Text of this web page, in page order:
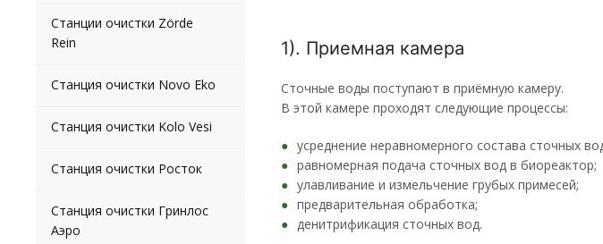
Станции очистки Zörde
Rein
Станция очистки Novo Eko
Станция очистки Kolo Vesi
Станция очистки Росток
Станция очистки Гринлос
Аэро
1). Приемная камера
Сточные воды поступают в приёмную камеру.
В этой камере проходят следующие процессы:
усреднение неравномерного состава сточных
равномерная подача сточных вод в биореактор;
улавливание и измельчение грубых примесей;
предварительная обработка;
денитрификация сточных вод.